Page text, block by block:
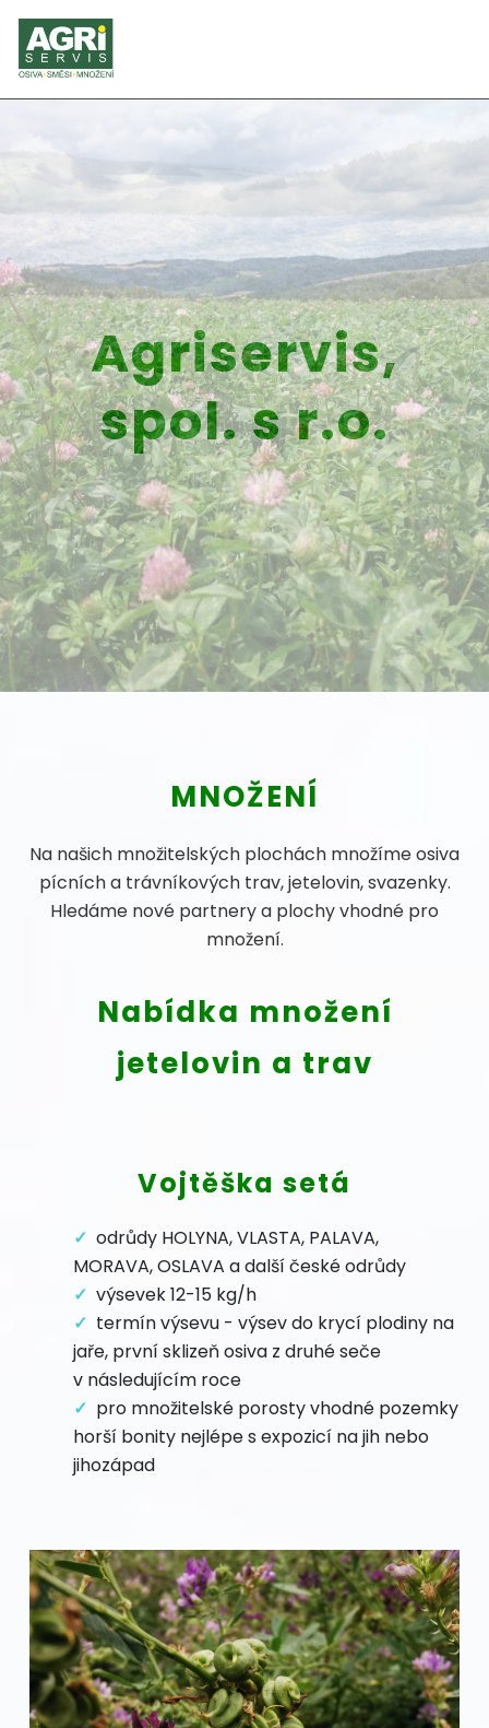
Agriservis,
spol. s r.o.
MNOŽENÍ
Na našich množitelských plochách množíme osiva
pícních a trávníkových trav, jetelovin, svazenky.
Hledáme nové partnery a plochy vhodné pro
množení.
Nabídka množení
jetelovin a trav
Vojtěška setá
odrůdy HOLYNA, VLASTA, PALAVA,
MORAVA, OSLAVA a další české odrůdy
výsevek 12-15 kg/h
termín výsevu - výsev do krycí plodiny na
jaře, první sklizeň osiva z druhé seče
v následujícím roce
pro množitelské porosty vhodné pozemky
horší bonity nejlépe s expozicí na jih nebo
jihozápad